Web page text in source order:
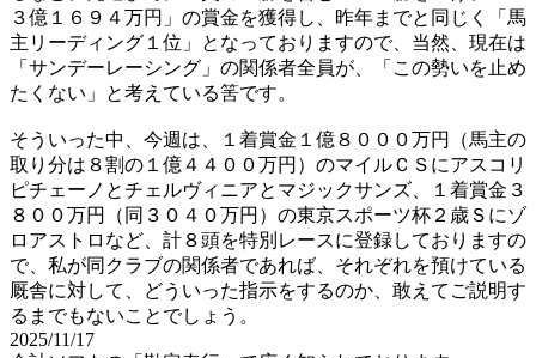
３億１６９４万円」の賞金を獲得し、昨年までと同じく「馬
主リーディング１位」となっておりますので、当然、現在は
「サンデーレーシング」の関係者全員が、「この勢いを止め
たくない」と考えている筈です。
そういった中、今週は、１着賞金１億８０００万円（馬主の
取り分は８割の１億４４００万円）のマイルＣＳにアスコリ
ピチェーノとチェルヴィニアとマジックサンズ、１着賞金３
８００万円（同３０４０万円）の東京スポーツ杯２歳Ｓにゾ
ロアストロなど、計８頭を特別レースに登録しておりますの
で、私が同クラブの関係者であれば、それぞれを預けている
厩舎に対して、どういった指示をするのか、敢えてご説明す
るまでもないことでしょう。
2025/11/17